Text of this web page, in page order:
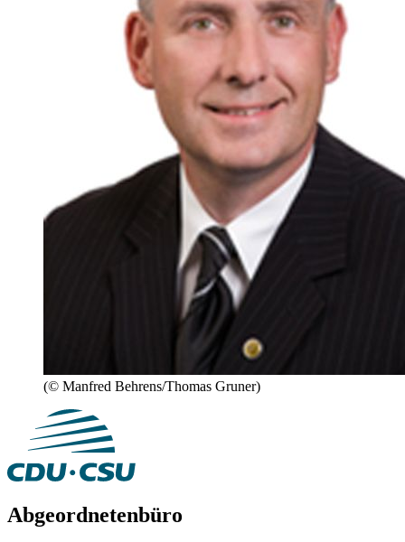
(© Manfred Behrens/Thomas Gruner)
Abgeordnetenbüro